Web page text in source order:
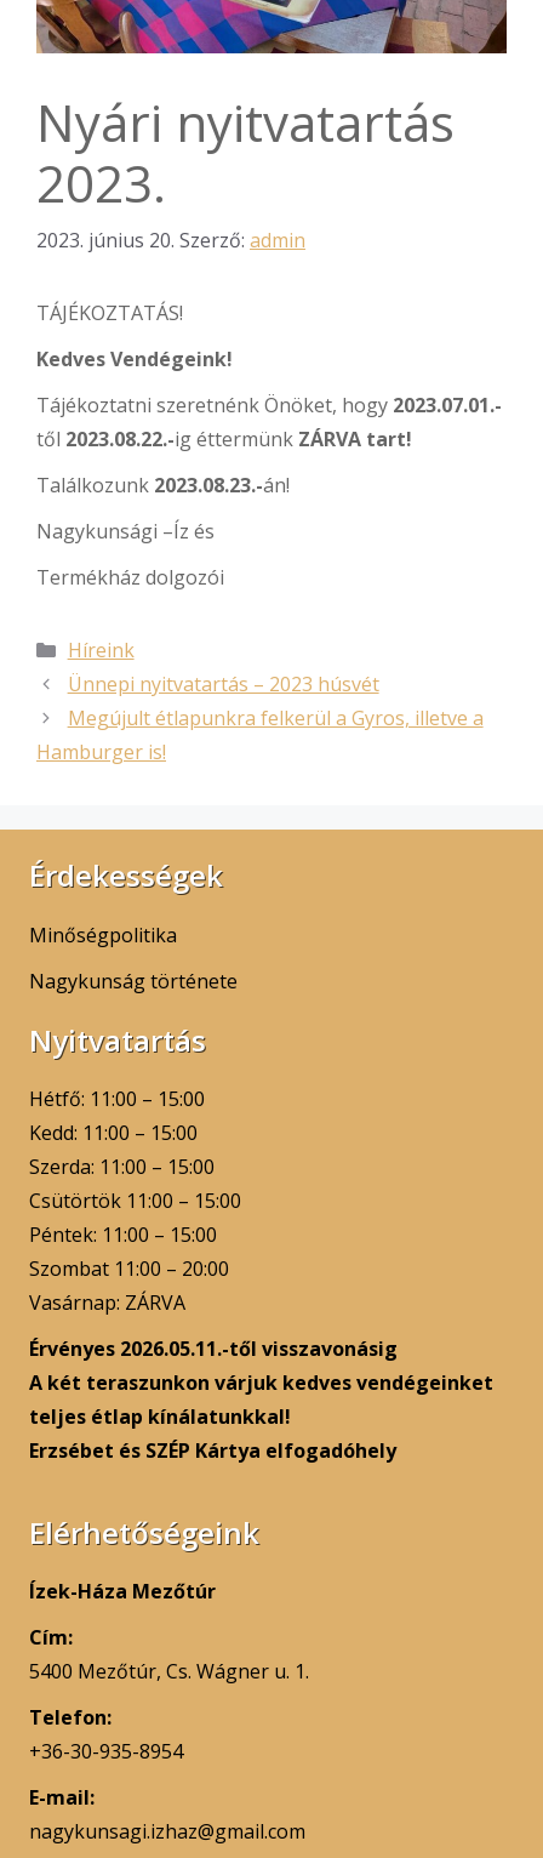
Nyári nyitvatartás
2023.
2023. június 20. Szerző: admin
TÁJÉKOZTATÁS!
Kedves Vendégeink!
Tájékoztatni szeretnénk Önöket, hogy 2023.07.01.-
től 2023.08.22.-ig éttermünk ZÁRVA tart!
Találkozunk 2023.08.23.-án!
Nagykunsági –Íz és
Termékház dolgozói
Híreink
Ünnepi nyitvatartás – 2023 húsvét
Megújult étlapunkra felkerül a Gyros, illetve a
Hamburger is!
Érdekességek
Minőségpolitika
Nagykunság története
Nyitvatartás
Hétfő: 11:00 – 15:00
Kedd: 11:00 – 15:00
Szerda: 11:00 – 15:00
Csütörtök 11:00 – 15:00
Péntek: 11:00 – 15:00
Szombat 11:00 – 20:00
Vasárnap: ZÁRVA
Érvényes 2026.05.11.-től visszavonásig
A két teraszunkon várjuk kedves vendégeinket
teljes étlap kínálatunkkal!
Erzsébet és SZÉP Kártya elfogadóhely
Elérhetőségeink
Ízek-Háza Mezőtúr
Cím:
5400 Mezőtúr, Cs. Wágner u. 1.
Telefon:
+36-30-935-8954
E-mail:
nagykunsagi.izhaz@gmail.com